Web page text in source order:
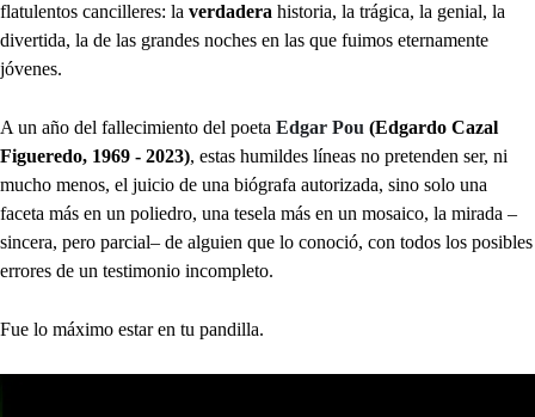
flatulentos cancilleres: la verdadera historia, la trágica, la genial, la
divertida, la de las grandes noches en las que fuimos eternamente
jóvenes.
A un año del fallecimiento del poeta Edgar Pou (Edgardo Cazal
Figueredo, 1969 - 2023), estas humildes líneas no pretenden ser, ni
mucho menos, el juicio de una biógrafa autorizada, sino solo una
faceta más en un poliedro, una tesela más en un mosaico, la mirada –
sincera, pero parcial– de alguien que lo conoció, con todos los posibles
errores de un testimonio incompleto.
Fue lo máximo estar en tu pandilla.